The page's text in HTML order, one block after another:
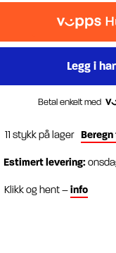
Betal enkelt med
11 stykk på lager
Estimert levering:
Klikk og hent –info